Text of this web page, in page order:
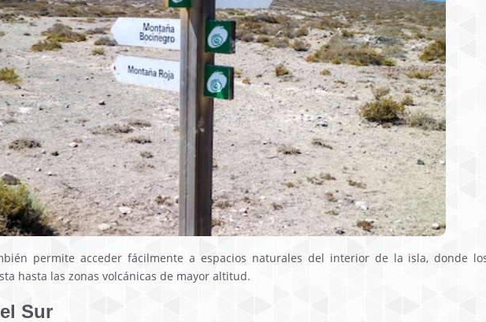
permite acceder fácilmente a espacios naturales del interior de la isla, donde
hasta las zonas volcánicas de mayor altitud.
Sur